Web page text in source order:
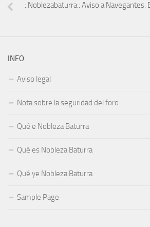
::Noblezabaturra:: Aviso a Navegantes.
INFO
Aviso legal
Nota sobre la seguridad del foro
Qué e Nobleza Baturra
Qué es Nobleza Baturra
Qué ye Nobleza Baturra
Sample Page